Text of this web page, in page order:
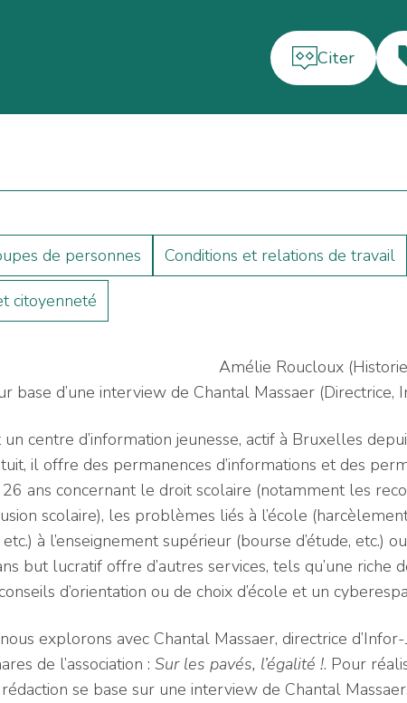
Citer
de personnes Conditions et relations de travail
citoyenneté
Amélie Roucloux
base d’une interview de Chantal Massaer (Directrice,
centre d’information jeunesse, actif à Bruxelles
il offre des permanences d’informations et des
ans concernant le droit scolaire (notamment les
scolaire), les problèmes liés à l’école
à l’enseignement supérieur (bourse d’étude, etc.)
but lucratif offre d’autres services, tels qu’une riche
d’orientation ou de choix d’école et un
explorons avec Chantal Massaer, directrice d’Infor-
de l’association : Sur les pavés, l’égalité !. Pour
se base sur une interview de Chantal